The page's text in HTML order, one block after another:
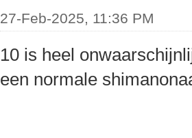
27-Feb-2025, 11:36 PM
10 is heel
een normale